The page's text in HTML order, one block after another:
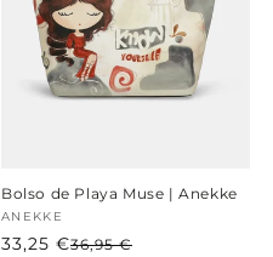
Bolso de Playa Muse | Anekke
Proveedor:
ANEKKE
36,95 €
33,25 €